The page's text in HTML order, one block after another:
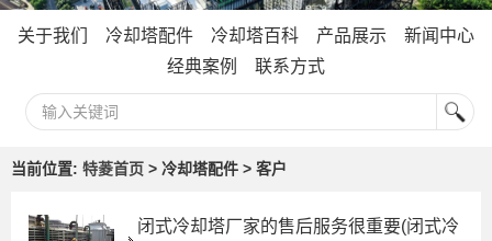
关于我们 冷却塔配件 冷却塔百科 产品展示
新闻中心
经典案例
联系方式
当前位置: 特菱首页 > 冷却塔配件 > 客户
闭式冷却塔厂家的售后服务很重要(闭式冷